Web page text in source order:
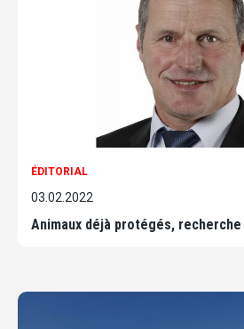
ÉDITORIAL
03.02.2022
Animaux déjà protégés, recherche